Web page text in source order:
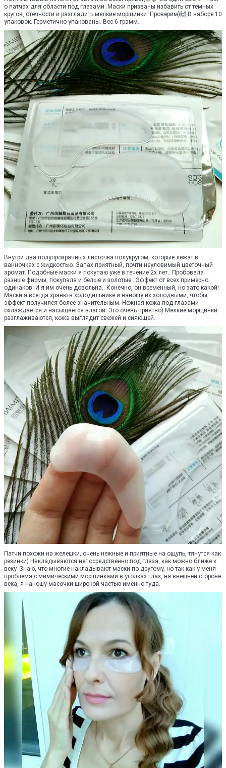
о патчах для области под глазами. Маски призваны избавить от темных
кругов, отечности и разгладить мелкие морщинки. Проверим)🙌 В наборе 10
упаковок. Герметично упакованы. Вес 6 грамм.
Внутри два полупрозрачных листочка полукругом, которые лежат в
ванночках с жидкостью. Запах приятный, почти неуловимый цветочный
аромат. Подобные маски я покупаю уже в течение 2х лет.. Пробовала
разные фирмы, покупала и белые и золотые.. Эффект от всех примерно
одинаков. И я им очень довольна.. Конечно, он временный, но зато какой!
Маски я всегда храню в холодильнике и наношу их холодными, чтобы
эффект получился более значительным. Нежная кожа под глазами
охлаждается и насыщается влагой. Это очень приятно) Мелкие морщинки
разглаживаются, кожа выглядит свежей и сияющей.
Патчи похожи на желешки, очень нежные и приятные на ощупь, тянутся как
резинки) Накладываются непосредственно под глаза, как можно ближе к
веку. Знаю, что многие накладывают маски по другому, но так как у меня
проблема с мимическими морщинками в уголках глаз, на внешней стороне
века, я наношу масочки широкой частью именно туда.